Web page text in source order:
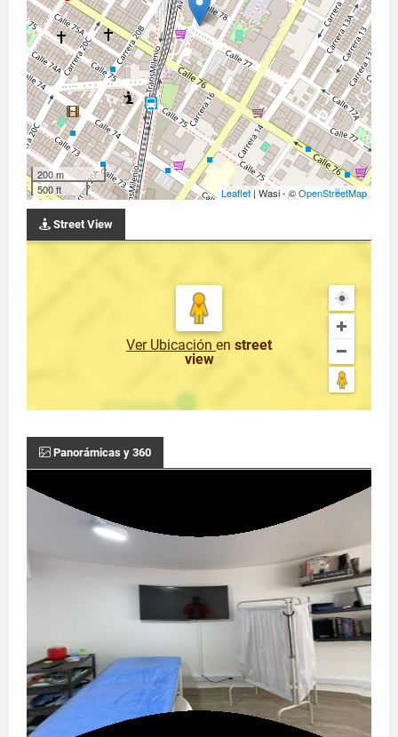
200 m
500 ft
Leaflet| Wasi - ©OpenStreetMap
Street View
Ver Ubicación en street
view
Panorámicas y 360